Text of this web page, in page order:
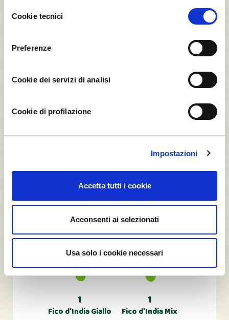
delCookie tecnici
Preferenze
Cookie dei servizi di analisi
Cookie di profilazione
Impostazioni
Accetta tutti i cookie
Acconsenti ai selezionati
Usa solo i cookie necessari
1
0,06
1
Clementina
Calabrese
1
Fico d’India
Bianco
0,09
t CO2*
1
Fico d’India Giallo
0,09
t CO2*
1
Fico d’India Mix